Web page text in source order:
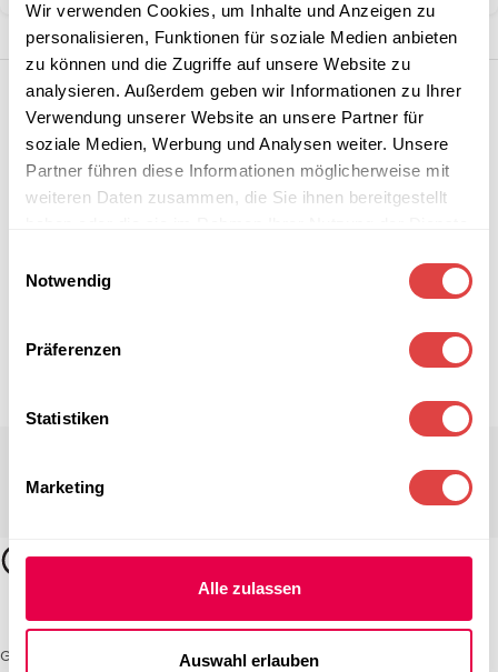
Wir verwenden Cookies, um Inhalte und Anzeigen zu
personalisieren, Funktionen für soziale Medien anbieten
zu können und die Zugriffe auf unsere Website zu
analysieren. Außerdem geben wir Informationen zu Ihrer
Verwendung unserer Website an unsere Partner für
soziale Medien, Werbung und Analysen weiter. Unsere
Partner führen diese Informationen möglicherweise mit
weiteren Daten zusammen, die Sie ihnen bereitgestellt
Notwendig
Präferenzen
Statistiken
Marketing
Alle zulassen
Auswahl erlauben
Gastro Uzal – Ihr Spezialist für Gastronomiemöbel und -textilien. Wir